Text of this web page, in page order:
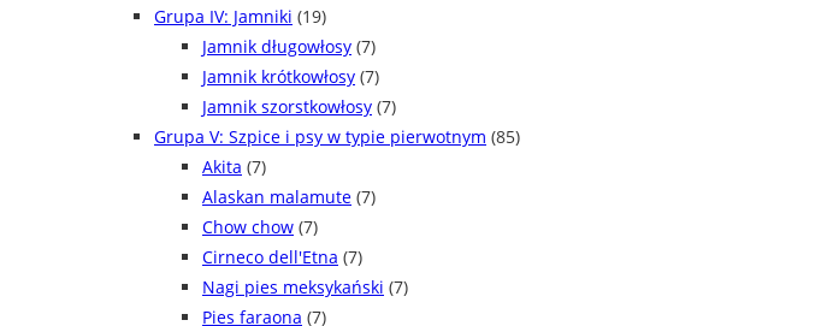
Grupa IV: Jamniki (19)
Jamnik długowłosy (7)
Jamnik krótkowłosy (7)
Jamnik szorstkowłosy (7)
Grupa V: Szpice i psy w typie pierwotnym (85)
Akita (7)
Alaskan malamute (7)
Chow chow (7)
Cirneco dell'Etna (7)
Nagi pies meksykański (7)
Pies faraona (7)